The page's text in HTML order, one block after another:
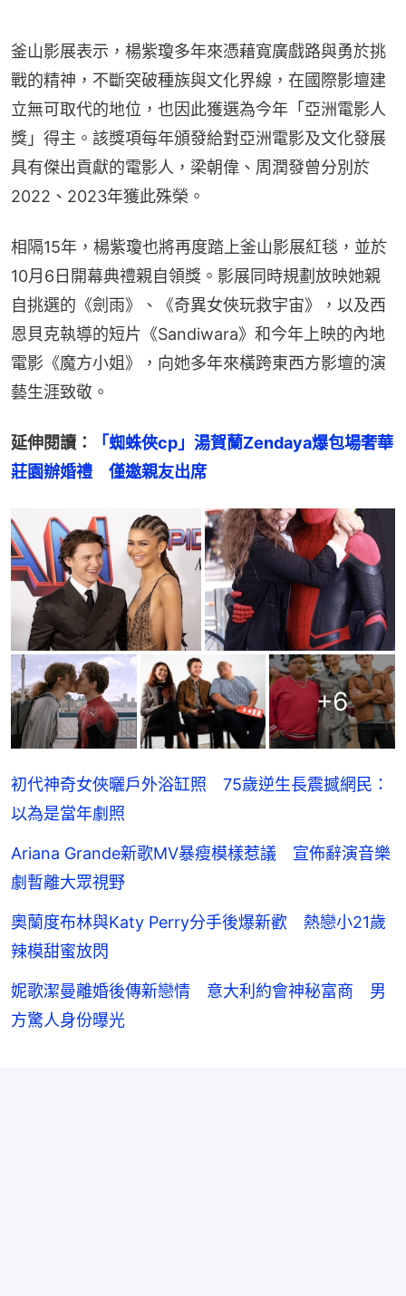
釜山影展表示，楊紫瓊多年來憑藉寬廣戲路與勇於挑
戰的精神，不斷突破種族與文化界線，在國際影壇建
立無可取代的地位，也因此獲選為今年「亞洲電影人
獎」得主。該獎項每年頒發給對亞洲電影及文化發展
具有傑出貢獻的電影人，梁朝偉、周潤發曾分別於
2022、2023年獲此殊榮。
相隔15年，楊紫瓊也將再度踏上釜山影展紅毯，並於
10月6日開幕典禮親自領獎。影展同時規劃放映她親
自挑選的《劍雨》、《奇異女俠玩救宇宙》，以及西
恩貝克執導的短片《Sandiwara》和今年上映的內地
電影《魔方小姐》，向她多年來橫跨東西方影壇的演
藝生涯致敬。
延伸閱讀：
「蜘蛛俠cp」湯賀蘭Zendaya爆包場奢華
莊園辦婚禮　僅邀親友出席
+6
初代神奇女俠曬戶外浴缸照 75歲逆生長震撼網民：
以為是當年劇照
Ariana Grande新歌MV暴瘦模樣惹議 宣佈辭演音樂
劇暫離大眾視野
奧蘭度布林與Katy Perry分手後爆新歡 熱戀小21歲
辣模甜蜜放閃
妮歌潔曼離婚後傳新戀情 意大利約會神秘富商 男
方驚人身份曝光